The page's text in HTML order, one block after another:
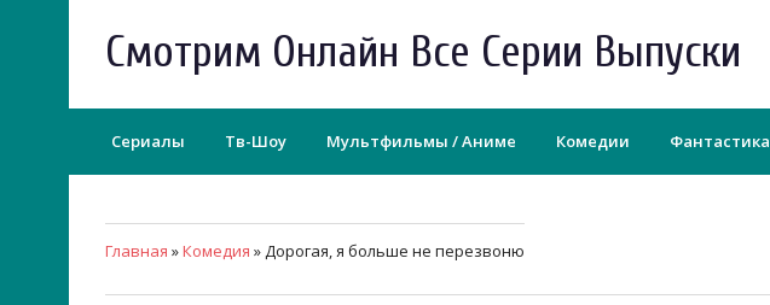
Смотрим Онлайн Все Серии Выпуски
Сериалы Тв-Шоу Мультфильмы / Аниме Комедии Фантастика
Главная »Комедия » Дорогая, я больше не перезвоню